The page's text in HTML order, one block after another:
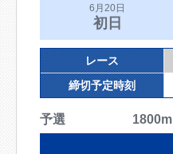
6月20日
初日
レース
締切予定時刻
予選 1800m